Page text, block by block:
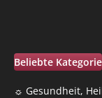
Beliebte Kategorie
☼ Gesundheit,